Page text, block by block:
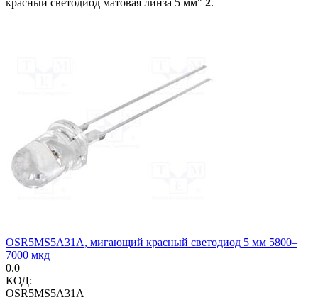
OSR5MS5A31A, мигающий красный светодиод 5 мм 5800–
7000 мкд
0.0
КОД:
OSR5MS5A31A